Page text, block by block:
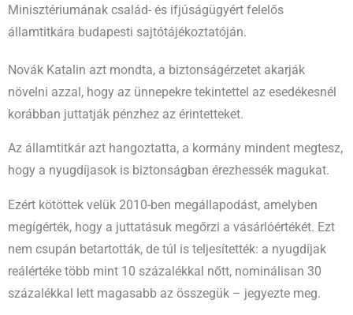
Minisztériumának család- és ifjúságügyért felelős
államtitkára budapesti sajtótájékoztatóján.
Novák Katalin azt mondta, a biztonságérzetet akarják
növelni azzal, hogy az ünnepekre tekintettel az esedékesnél
korábban juttatják pénzhez az érintetteket.
Az államtitkár azt hangoztatta, a kormány mindent megtesz,
hogy a nyugdíjasok is biztonságban érezhessék magukat.
Ezért kötöttek velük 2010-ben megállapodást, amelyben
megígérték, hogy a juttatásuk megőrzi a vásárlóértékét. Ezt
nem csupán betartották, de túl is teljesítették: a nyugdíjak
reálértéke több mint 10 százalékkal nőtt, nominálisan 30
százalékkal lett magasabb az összegük – jegyezte meg.